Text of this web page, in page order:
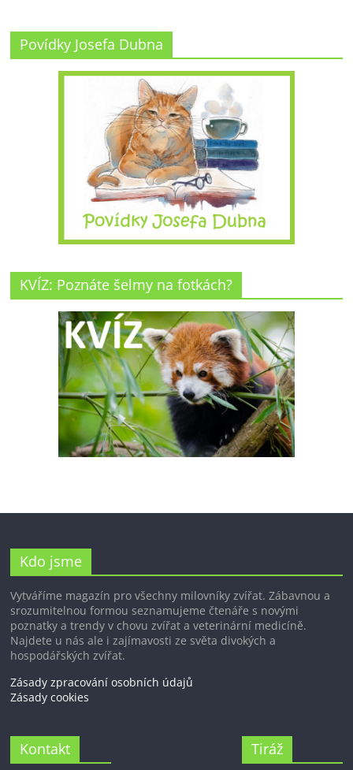
Povídky Josefa Dubna
KVÍZ: Poznáte šelmy na fotkách?
Kdo jsme
Vytváříme magazín pro všechny milovníky zvířat. Zábavnou a
srozumitelnou formou seznamujeme čtenáře s novými
poznatky a trendy v chovu zvířat a veterinární medicíně.
Najdete u nás ale i zajímavosti ze světa divokých a
hospodářských zvířat.
Zásady zpracování osobních údajů
Zásady cookies
Kontakt Tiráž